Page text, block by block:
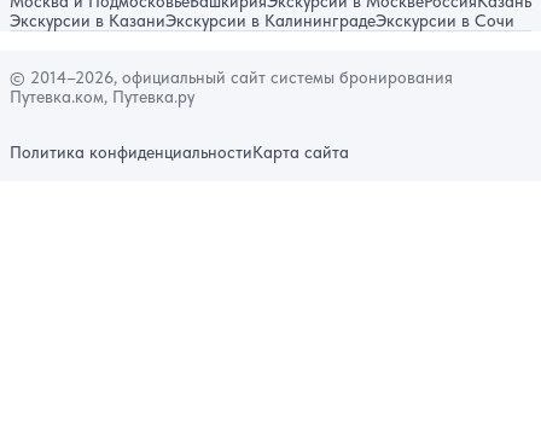
Экскурсии в КазаниЭкскурсии в КалининградеЭкскурсии в Сочи
© 2014–2026, официальный сайт системы бронирования
Путевка.ком, Путевка.ру
Политика конфиденциальностиКарта сайта